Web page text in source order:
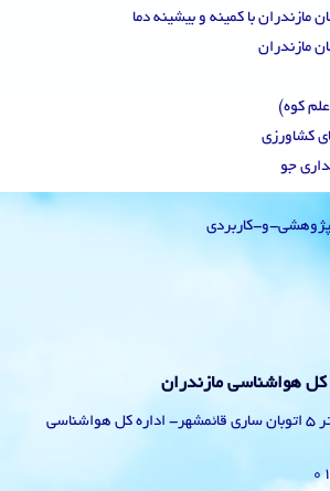
کوه)
کشاورزی
جو
و-کاربردی
کل هواشناسی مازندران
آدرس: ساری – کیلومتر 5 اتوبان ساری قائمشهر- اداره کل هواشناسی